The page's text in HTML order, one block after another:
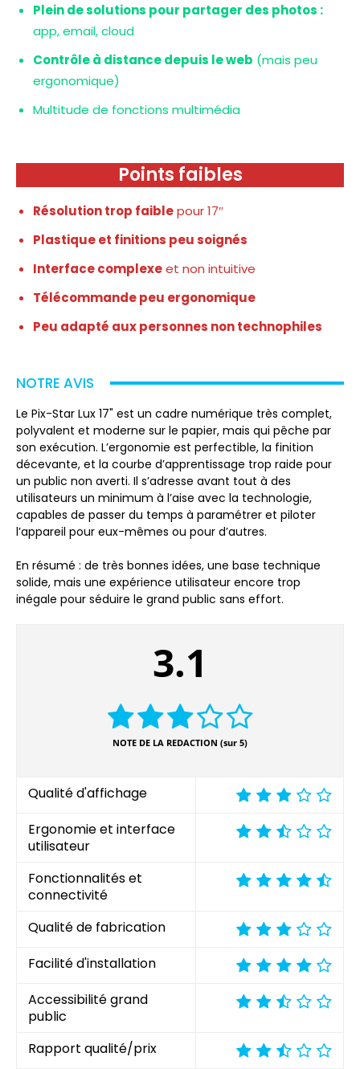
Plein de solutions pour partager des photos :
app, email, cloud
Contrôle à distance depuis le web (mais peu
ergonomique)
Multitude de fonctions multimédia
Points faibles
Résolution trop faiblepour 17″
Plastique et finitions peu soignés
Interface complexeet non intuitive
Télécommande peu ergonomique
Peu adapté aux personnes non technophiles
NOTRE AVIS
Le Pix-Star Lux 17" est un cadre numérique très complet,
polyvalent et moderne sur le papier, mais qui pêche par
son exécution. L’ergonomie est perfectible, la finition
décevante, et la courbe d’apprentissage trop raide pour
un public non averti. Il s’adresse avant tout à des
utilisateurs un minimum à l’aise avec la technologie,
capables de passer du temps à paramétrer et piloter
l’appareil pour eux-mêmes ou pour d’autres.
En résumé : de très bonnes idées, une base technique
solide, mais une expérience utilisateur encore trop
inégale pour séduire le grand public sans effort.
3.1
NOTE DE LA REDACTION (sur 5)
Qualité d'affichage
Ergonomie et interface
utilisateur
Fonctionnalités et
connectivité
Qualité de fabrication
Facilité d'installation
Accessibilité grand
public
Rapport qualité/prix